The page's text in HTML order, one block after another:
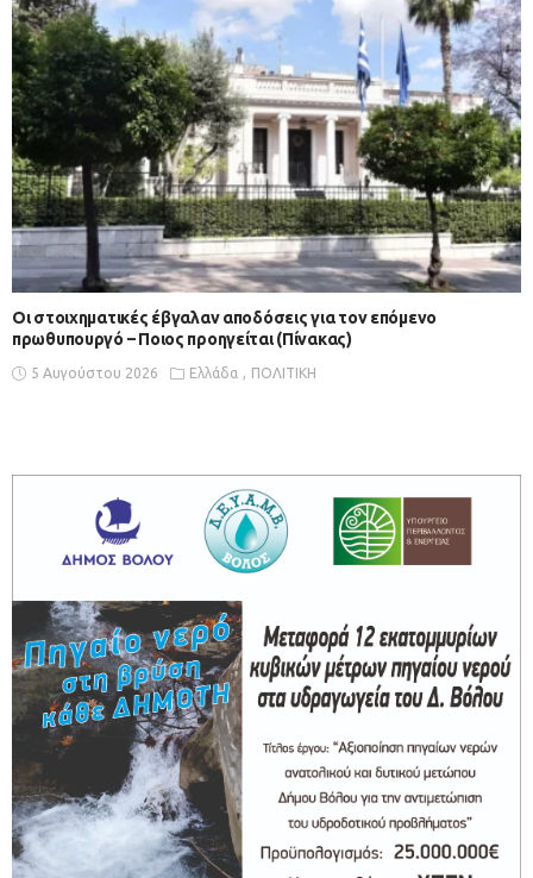
Οι στοιχηματικές έβγαλαν αποδόσεις για τον επόμενο
πρωθυπουργό – Ποιος προηγείται (Πίνακας)
5 Αυγούστου 2026 Ελλάδα ΠΟΛΙΤΙΚΗ